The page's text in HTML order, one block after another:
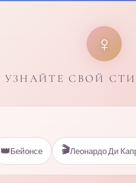
♀
УЗНАЙТЕ СВОЙ
👑Бейонсе 🎬Леонардо Ди